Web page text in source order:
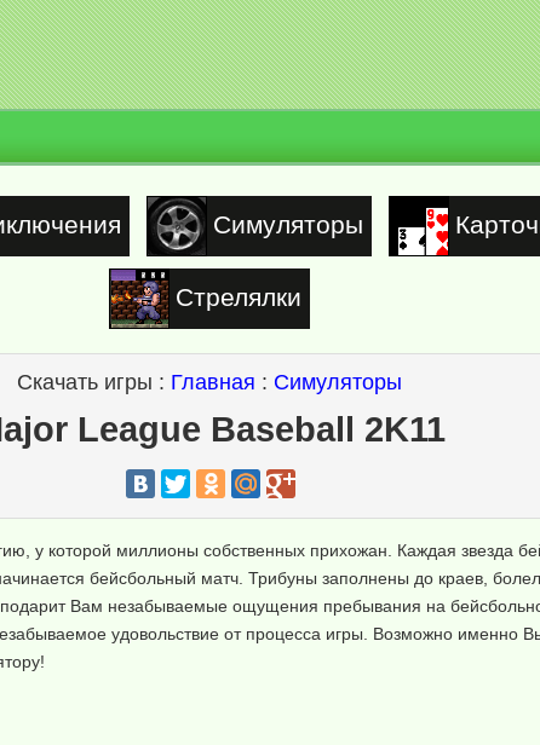
Симуляторы
Стрелялки
Скачать игры : Главная : Симуляторы
League Baseball 2K11
у которой миллионы собственных прихожан. Каждая звезда
бейсбольный матч. Трибуны заполнены до краев,
Вам незабываемые ощущения пребывания на
удовольствие от процесса игры. Возможно именно